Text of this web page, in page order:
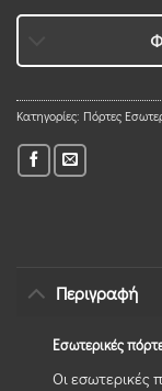
Κατηγορίες: Πόρτες
Περιγραφή
Εσωτερικές
Οι εσωτερικές